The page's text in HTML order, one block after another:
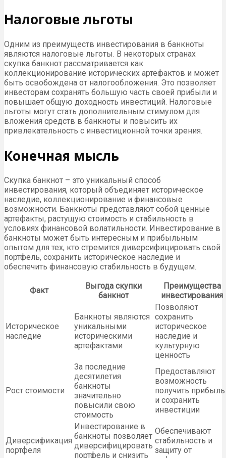
Налоговые льготы
Одним из преимуществ инвестирования в банкноты
являются налоговые льготы. В некоторых странах
скупка банкнот рассматривается как
коллекционирование исторических артефактов и может
быть освобождена от налогообложения. Это позволяет
инвесторам сохранять большую часть своей прибыли и
повышает общую доходность инвестиций. Налоговые
льготы могут стать дополнительным стимулом для
вложения средств в банкноты и повысить их
привлекательность с инвестиционной точки зрения.
Конечная мысль
Скупка банкнот – это уникальный способ
инвестирования, который объединяет историческое
наследие, коллекционирование и финансовые
возможности. Банкноты представляют собой ценные
артефакты, растущую стоимость и стабильность в
условиях финансовой волатильности. Инвестирование в
банкноты может быть интересным и прибыльным
опытом для тех, кто стремится диверсифицировать свой
портфель, сохранить историческое наследие и
обеспечить финансовую стабильность в будущем.
Факт
Выгода скупки
банкнот
Преимущества
инвестирования
Историческое
наследие
Банкноты являются
уникальными
историческими
артефактами
Позволяют
сохранить
историческое
наследие и
культурную
ценность
Рост стоимости
За последние
десятилетия
банкноты
значительно
повысили свою
стоимость
Предоставляют
возможность
получить прибыль
и сохранить
инвестиции
Диверсификация
портфеля
Инвестирование в
банкноты позволяет
диверсифицировать
портфель и снизить
Обеспечивают
стабильность и
защиту от